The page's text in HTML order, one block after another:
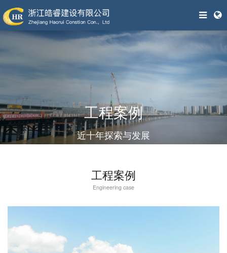
工程案例
近十年探索与发展
工程案例
Engineering case